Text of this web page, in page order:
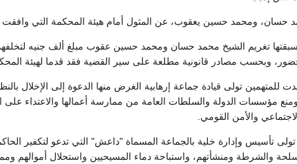
ومحمد حسين يعقوب، عن المثول أمام هيئة المحكمة التي وافقت
تغريم الشيخ محمد حسان ومحمد حسين عقوب مبلغ ألف جنيه
وبحسب مصادر قانونية مطلعة على سير القضية فقد قدما لهيئة
للمتهمين تولى قيادة جماعة إرهابية الغرض منها الدعوة إلى الإخلال
ومنع مؤسسات الدولة والسلطات العامة من ممارسة أعمالها والاعتداء على
والأمن القومي.
تأسيس وإدارة خلية بالجماعة المسماة "داعش" التي تدعو لتكفير
والشرطة ومنشأتهم، واستباحة دماء المسيحيين واستحلال أموالهم